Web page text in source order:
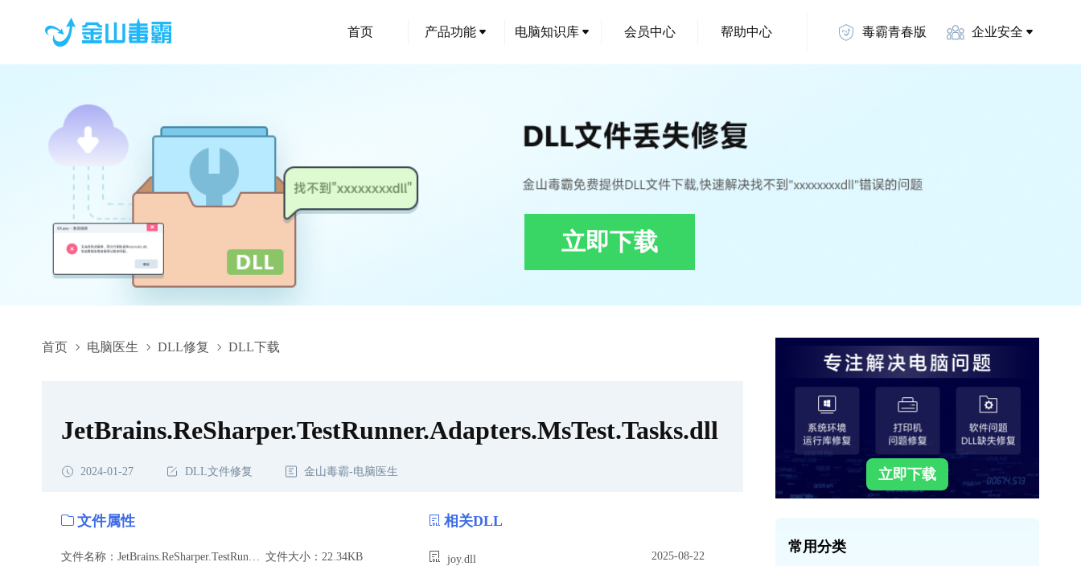
首页 产品功能 电脑知识库 会员中心 帮助中心 毒霸青春版 企业安全
立即下载
首页 电脑医生 DLL修复 DLL下载
JetBrains.ReSharper.TestRunner.Adapters.MsTest.Tasks.dll,JetBrains.ReSharper.TestRunner.Adapters.MsTest.Tasks.dll下
JetBrains.ReSharper.TestRunner.Adapters.MsTest.Tasks.dll
2024-01-27 DLL文件修复 金山毒霸-电脑医生
文件属性
文件大小：22.34KB
相关DLL
joy.dll 2025-08-22
立即下载
常用分类